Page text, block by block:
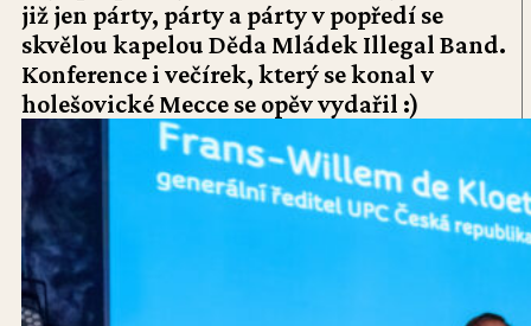
již jen párty, párty a párty v popředí se
skvělou kapelou Děda Mládek Illegal Band.
Konference i večírek, který se konal v
holešovické Mecce se opěv vydařil :)